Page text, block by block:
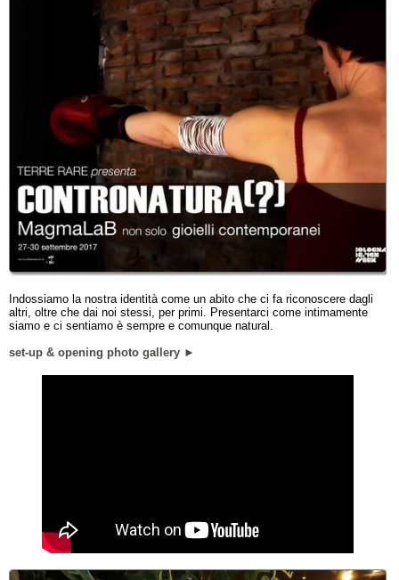
Indossiamo la nostra identità come un abito che ci fa riconoscere dagli
altri, oltre che dai noi stessi, per primi. Presentarci come intimamente
siamo e ci sentiamo è sempre e comunque natural.
set-up & opening photo gallery ►